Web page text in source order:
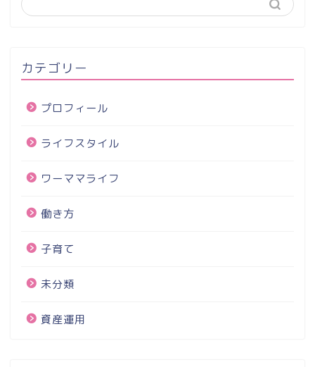
カテゴリー
プロフィール
ライフスタイル
ワーママライフ
働き方
子育て
未分類
資産運用